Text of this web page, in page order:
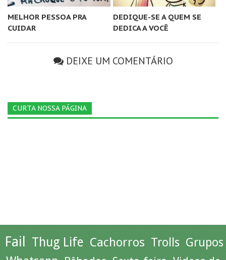
MELHOR PESSOA PRA
CUIDAR
DEDIQUE-SE A QUEM SE
DEDICA A VOCÊ
DEIXE UM COMENTÁRIO
CURTA NOSSA PÁGINA
Fail Thug Life Cachorros Trolls Grupos